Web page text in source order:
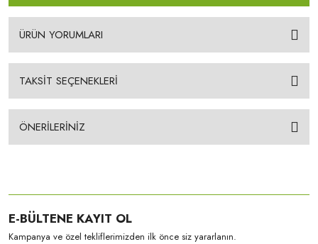
ÜRÜN YORUMLARI
TAKSİT SEÇENEKLERİ
ÖNERİLERİNİZ
E-BÜLTENE KAYIT OL
Kampanya ve özel tekliflerimizden ilk önce siz yararlanın.